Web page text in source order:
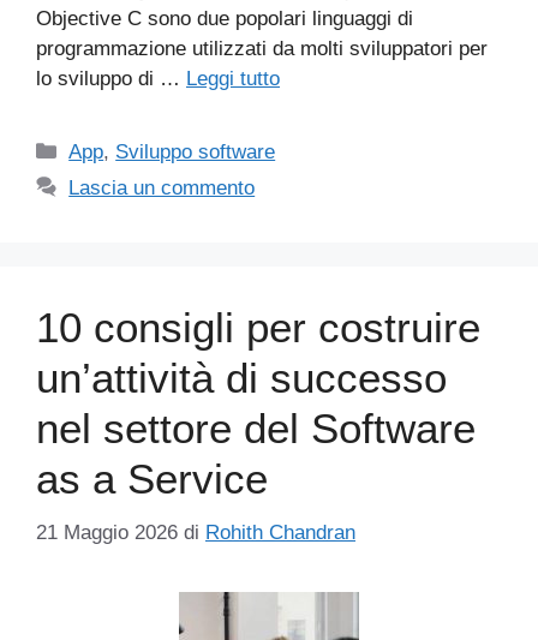
Objective C sono due popolari linguaggi di
programmazione utilizzati da molti sviluppatori per
lo sviluppo di … Leggi tutto
Categorie
App, Sviluppo software
Lascia un commento
10 consigli per costruire
un’attività di successo
nel settore del Software
as a Service
21 Maggio 2026 di Rohith Chandran